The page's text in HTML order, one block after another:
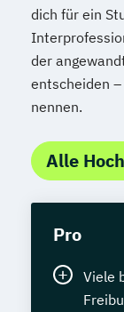
dich für ein
der
entscheiden
nennen.
Alle
Pro
Viele